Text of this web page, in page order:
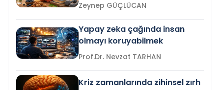
Zeynep GÜÇLÜCAN
Yapay zeka çağında insan
olmayı koruyabilmek
Prof.Dr. Nevzat TARHAN
Kriz zamanlarında zihinsel zırh